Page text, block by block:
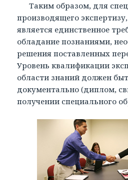
Таким образом, для
производящего
является единственное
обладание познаниями,
решения поставленных
Уровень квалификации
области знаний должен
документально (диплом,
получении специального